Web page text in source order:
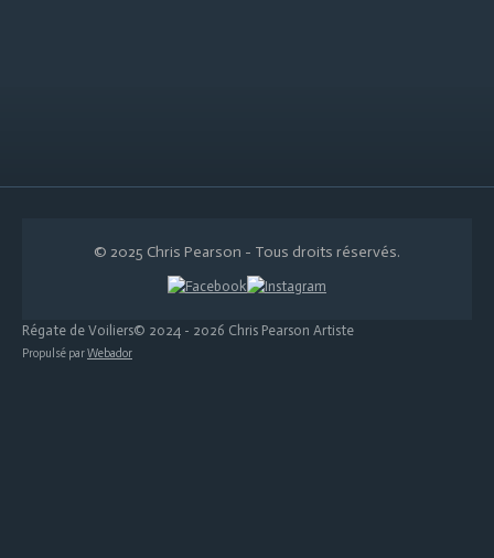
© 2025 Chris Pearson - Tous droits réservés.
Régate de Voiliers© 2024 - 2026 Chris Pearson Artiste
Propulsé parWebador